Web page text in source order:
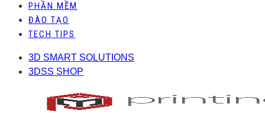
PHẦN MỀM
ĐÀO TẠO
TECH TIPS
3D SMART SOLUTIONS
3DSS SHOP